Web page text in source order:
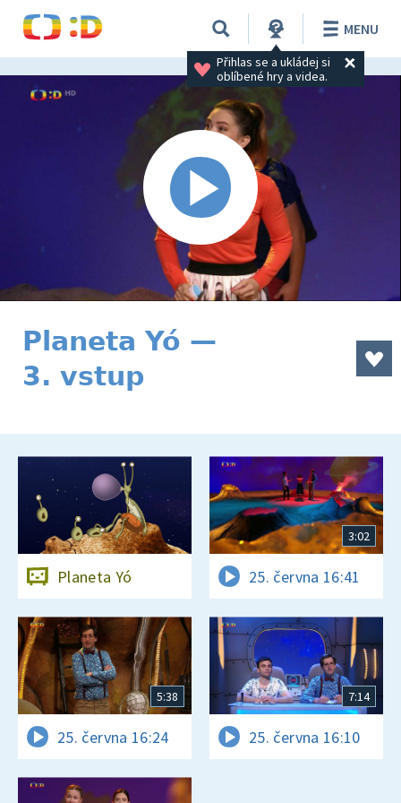
Přihlas se a ukládej si
oblíbené hry a videa.
MENU
Planeta Yó —
3. vstup
Planeta Yó
3:02
25. června 16:41
5:38
25. června 16:24
7:14
25. června 16:10